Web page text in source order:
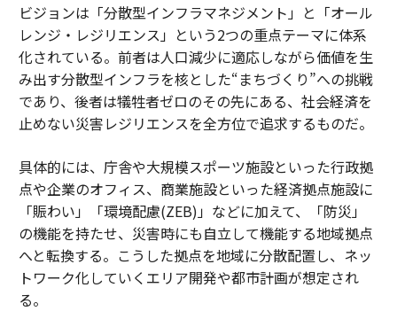
ビジョンは「分散型インフラマネジメント」と「オール
レンジ・レジリエンス」という2つの重点テーマに体系
化されている。前者は人口減少に適応しながら価値を生
み出す分散型インフラを核とした“まちづくり”への挑戦
であり、後者は犠牲者ゼロのその先にある、社会経済を
止めない災害レジリエンスを全方位で追求するものだ。
具体的には、庁舎や大規模スポーツ施設といった行政拠
点や企業のオフィス、商業施設といった経済拠点施設に
「賑わい」「環境配慮(ZEB)」などに加えて、「防災」
の機能を持たせ、災害時にも自立して機能する地域拠点
へと転換する。こうした拠点を地域に分散配置し、ネッ
トワーク化していくエリア開発や都市計画が想定され
る。